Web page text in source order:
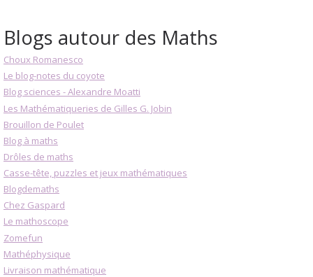
Blogs autour des Maths
Choux Romanesco
Le blog-notes du coyote
Blog sciences - Alexandre Moatti
Les Mathématiqueries de Gilles G. Jobin
Brouillon de Poulet
Blog à maths
Drôles de maths
Casse-tête, puzzles et jeux mathématiques
Blogdemaths
Chez Gaspard
Le mathoscope
Zomefun
Mathéphysique
Livraison mathématique